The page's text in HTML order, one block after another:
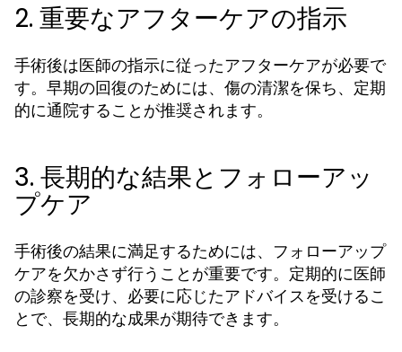
2. 重要なアフターケアの指示
手術後は医師の指示に従ったアフターケアが必要で
す。早期の回復のためには、傷の清潔を保ち、定期
的に通院することが推奨されます。
3. 長期的な結果とフォローアッ
プケア
手術後の結果に満足するためには、フォローアップ
ケアを欠かさず行うことが重要です。定期的に医師
の診察を受け、必要に応じたアドバイスを受けるこ
とで、長期的な成果が期待できます。